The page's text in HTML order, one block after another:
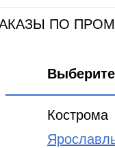
ПО
Кострома